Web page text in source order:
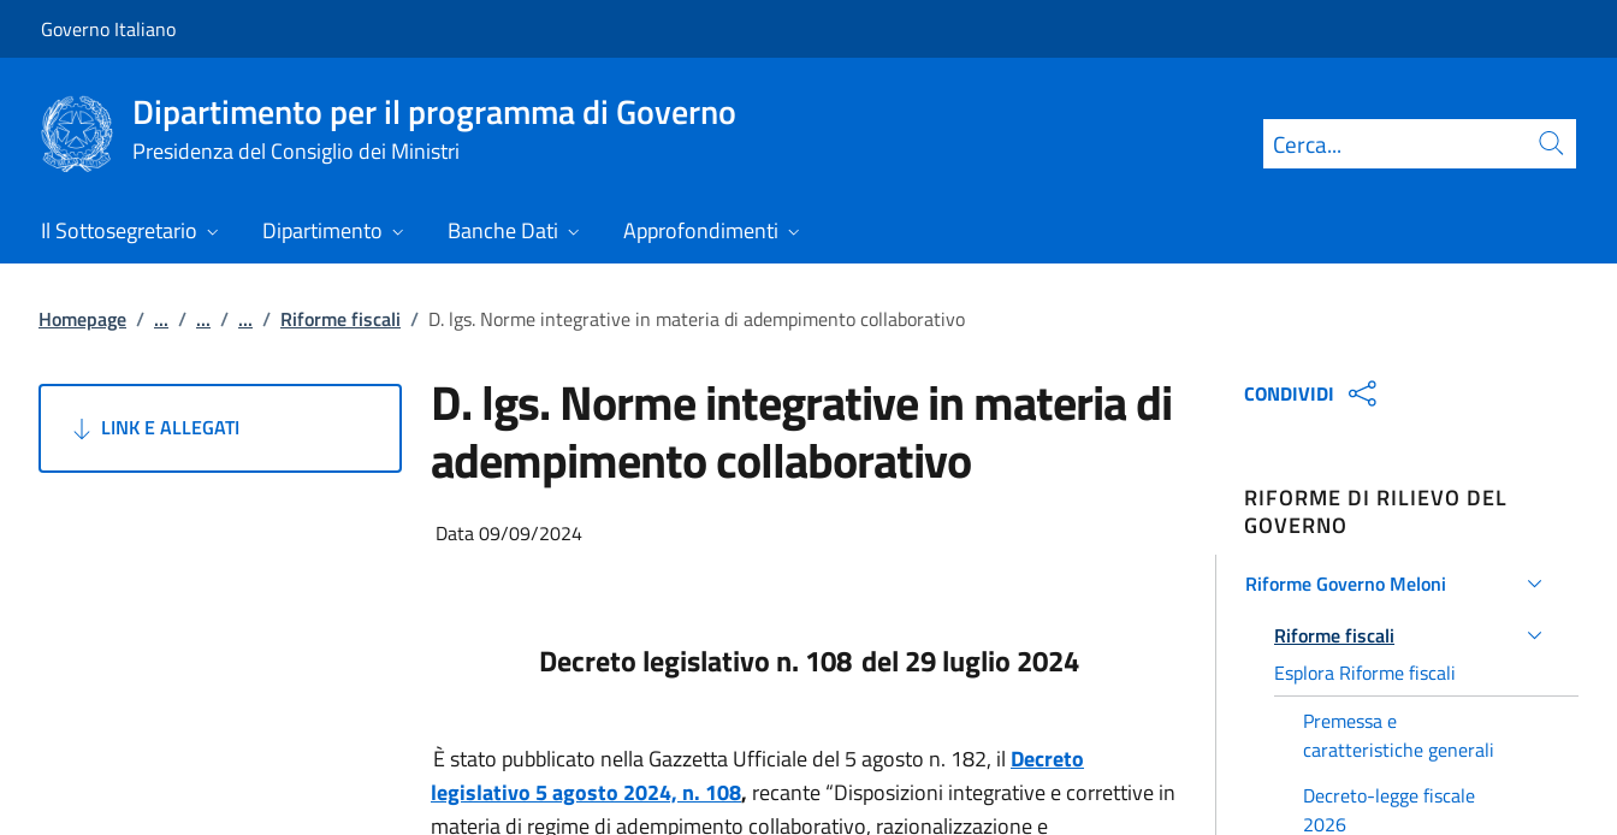
Governo Italiano
Dipartimento per il programma di Governo
Presidenza del Consiglio dei Ministri Cerca
Il Sottosegretario Dipartimento Banche Dati Approfondimenti
Homepage / ... / ... / ... / Riforme fiscali / D. lgs. Norme integrative in materia di adempimento collaborativo
LINK E ALLEGATI D. lgs. Norme integrative in materia di
adempimento collaborativo
Data 09/09/2024
Decreto legislativo n. 108 del 29 luglio 2024
È stato pubblicato nella Gazzetta Ufficiale del 5 agosto n. 182, il Decreto
legislativo 5 agosto 2024, n. 108, recante “Disposizioni integrative e correttive in
materia di regime di adempimento collaborativo, razionalizzazione e
CONDIVIDI
RIFORME DI RILIEVO DEL
GOVERNO
Riforme Governo Meloni
Riforme fiscali
Esplora Riforme fiscali
Premessa e
caratteristiche generali
Decreto-legge fiscale
2026